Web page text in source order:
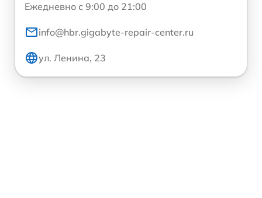
Ежедневно с 9:00 до 21:00
info@hbr.gigabyte-repair-center.ru
ул. Ленина, 23